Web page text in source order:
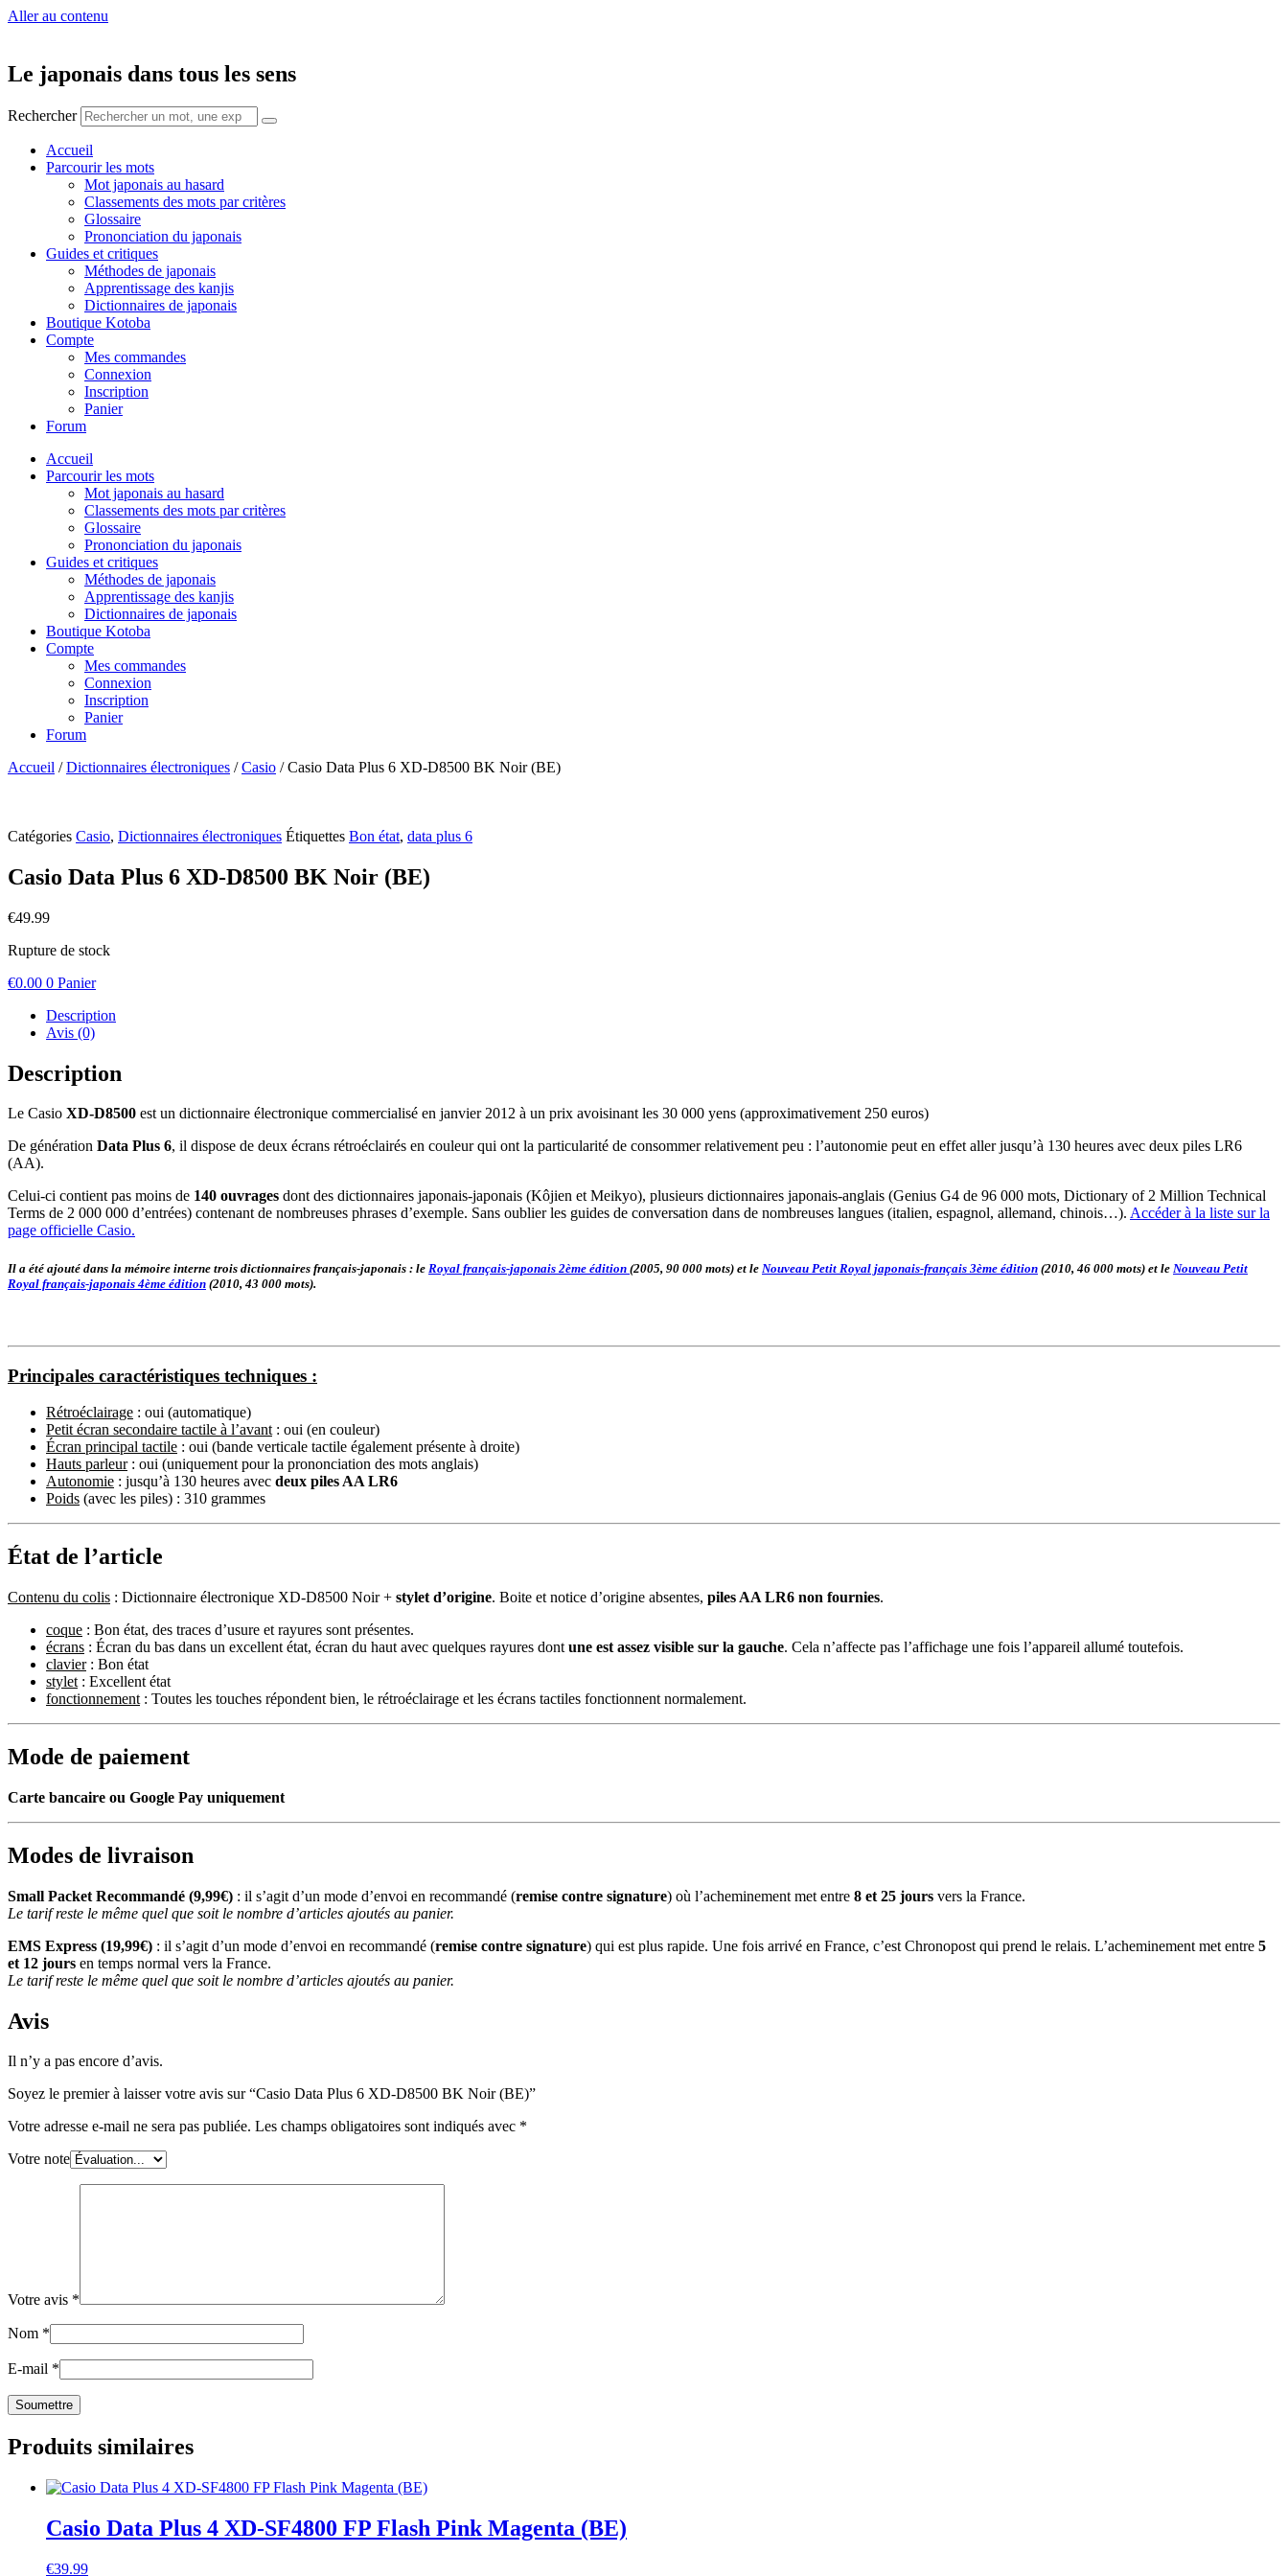
Aller au contenu
Le japonais dans tous les sens
Rechercher
Accueil
Parcourir les mots
Mot japonais au hasard
Classements des mots par critères
Glossaire
Prononciation du japonais
Guides et critiques
Méthodes de japonais
Apprentissage des kanjis
Dictionnaires de japonais
Boutique Kotoba
Compte
Mes commandes
Connexion
Inscription
Panier
Forum
Accueil
Parcourir les mots
Mot japonais au hasard
Classements des mots par critères
Glossaire
Prononciation du japonais
Guides et critiques
Méthodes de japonais
Apprentissage des kanjis
Dictionnaires de japonais
Boutique Kotoba
Compte
Mes commandes
Connexion
Inscription
Panier
Forum
Accueil /Dictionnaires électroniques /Casio / Casio Data Plus 6 XD-D8500 BK Noir (BE)
Catégories Casio, Dictionnaires électroniques Étiquettes Bon état, data plus 6
Casio Data Plus 6 XD-D8500 BK Noir (BE)
€49.99
Rupture de stock
€0.00 0 Panier
Description
Avis (0)
Description
Le Casio XD-D8500 est un dictionnaire électronique commercialisé en janvier 2012 à un prix avoisinant les 30 000 yens (approximativement 250 euros)
De génération Data Plus 6, il dispose de deux écrans rétroéclairés en couleur qui ont la particularité de consommer relativement peu : l’autonomie peut en effet aller jusqu’à 130 heures avec deux piles LR6
(AA).
Celui-ci contient pas moins de 140 ouvrages dont des dictionnaires japonais-japonais (Kôjien et Meikyo), plusieurs dictionnaires japonais-anglais (Genius G4 de 96 000 mots, Dictionary of 2 Million Technical
Terms de 2 000 000 d’entrées) contenant de nombreuses phrases d’exemple. Sans oublier les guides de conversation dans de nombreuses langues (italien, espagnol, allemand, chinois…). Accéder à la liste sur la
page officielle Casio.
Il a été ajouté dans la mémoire interne trois dictionnaires français-japonais : le Royal français-japonais 2ème édition (2005, 90 000 mots) et le Nouveau Petit Royal japonais-français 3ème édition (2010, 46 000 mots) et le Nouveau Petit
Royal français-japonais 4ème édition (2010, 43 000 mots).
Principales caractéristiques techniques :
Rétroéclairage : oui (automatique)
Petit écran secondaire tactile à l’avant : oui (en couleur)
Écran principal tactile : oui (bande verticale tactile également présente à droite)
Hauts parleur: oui (uniquement pour la prononciation des mots anglais)
Autonomie : jusqu’à 130 heures avec deux piles AA LR6
Poids (avec les piles) : 310 grammes
État de l’article
Contenu du colis : Dictionnaire électronique XD-D8500 Noir + stylet d’origine. Boite et notice d’origine absentes, piles AA LR6 non fournies.
coque : Bon état, des traces d’usure et rayures sont présentes.
écrans : Écran du bas dans un excellent état, écran du haut avec quelques rayures dont une est assez visible sur la gauche. Cela n’affecte pas l’affichage une fois l’appareil allumé toutefois.
clavier: Bon état
stylet : Excellent état
fonctionnement : Toutes les touches répondent bien, le rétroéclairage et les écrans tactiles fonctionnent normalement.
Mode de paiement
Carte bancaire ou Google Pay uniquement
Modes de livraison
Small Packet Recommandé (9,99€) : il s’agit d’un mode d’envoi en recommandé (remise contre signature) où l’acheminement met entre 8 et 25 jours vers la France.
Le tarif reste le même quel que soit le nombre d’articles ajoutés au panier.
EMS Express (19,99€) : il s’agit d’un mode d’envoi en recommandé (remise contre signature) qui est plus rapide. Une fois arrivé en France, c’est Chronopost qui prend le relais. L’acheminement met entre 5
et 12 jours en temps normal vers la France.
Le tarif reste le même quel que soit le nombre d’articles ajoutés au panier.
Avis
Il n’y a pas encore d’avis.
Soyez le premier à laisser votre avis sur “Casio Data Plus 6 XD-D8500 BK Noir (BE)”
Votre adresse e-mail ne sera pas publiée. Les champs obligatoires sont indiqués avec *
Votre note
Votre avis *
Nom *
E-mail *
Produits similaires
Casio Data Plus 4 XD-SF4800 FP Flash Pink Magenta (BE)
€39.99